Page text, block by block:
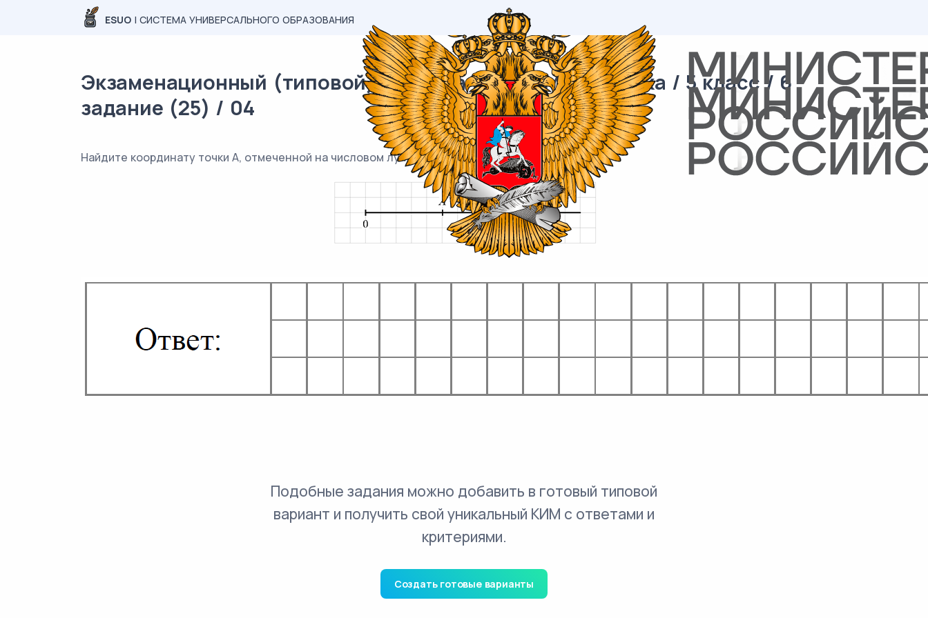
ESUO | СИСТЕМА УНИВЕРСАЛЬНОГО ОБРАЗОВАНИЯ
Экзаменационный (типовой) материал ВПР / Математика / 5 класс / 6
задание (25) / 04
Найдите координату точки А, отмеченной на числовом луче.
Подобные задания можно добавить в готовый типовой
вариант и получить свой уникальный КИМ с ответами и
критериями.
Создать готовые варианты